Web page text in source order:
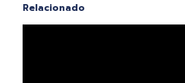
Relacionado